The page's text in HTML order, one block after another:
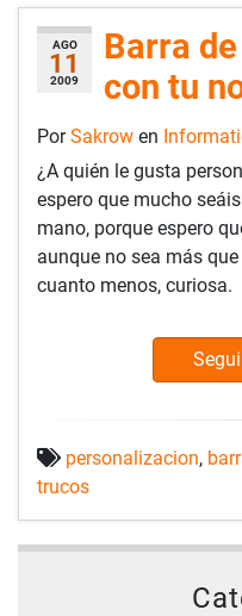
AGO
11
2009
Barra
con tu
PorSakrow en
¿A quién le gusta
espero que mucho
mano, porque espero
aunque no sea más
cuanto menos, curiosa.
personalizacion,
trucos